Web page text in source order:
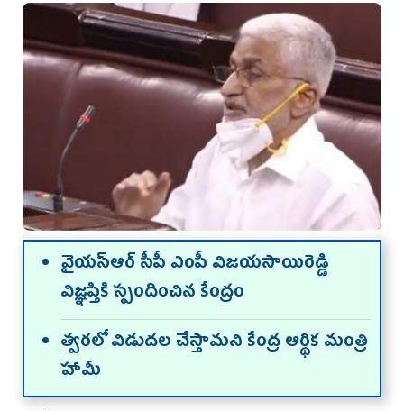
వైయస్‌ఆర్‌ సీపీ ఎంపీ విజయసాయిరెడ్డి
విజ్ఞప్తికి స్పందించిన కేంద్రం
త్వరలో విడుదల చేస్తామని కేంద్ర ఆర్థిక మంత్రి
హామీ